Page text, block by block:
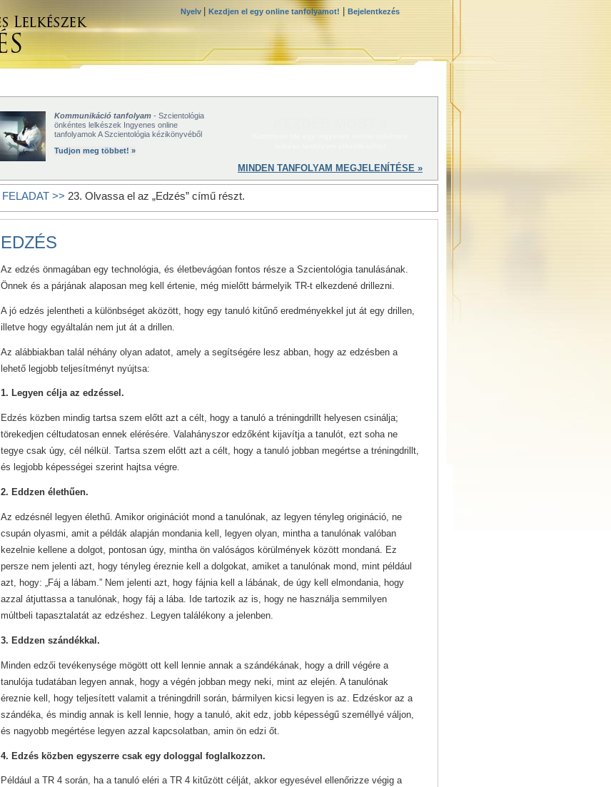
Nyelv Kezdjen el egy online tanfolyamot! Bejelentkezés
Kommunikáció tanfolyam - Szcientológia
önkéntes lelkészek Ingyenes online
tanfolyamok A Szcientológia kézikönyvéből
Tudjon meg többet! »
MINDEN TANFOLYAM MEGJELENÍTÉSE »
FELADAT >> 23. Olvassa el az „Edzés” című részt.
EDZÉS
Az edzés önmagában egy technológia, és életbevágóan fontos része a Szcientológia tanulásának.
Önnek és a párjának alaposan meg kell értenie, még mielőtt bármelyik TR-t elkezdené drillezni.
A jó edzés jelentheti a különbséget aközött, hogy egy tanuló kitűnő eredményekkel jut át egy drillen,
illetve hogy egyáltalán nem jut át a drillen.
Az alábbiakban talál néhány olyan adatot, amely a segítségére lesz abban, hogy az edzésben a
lehető legjobb teljesítményt nyújtsa:
1. Legyen célja az edzéssel.
Edzés közben mindig tartsa szem előtt azt a célt, hogy a tanuló a tréningdrillt helyesen csinálja;
törekedjen céltudatosan ennek elérésére. Valahányszor edzőként kijavítja a tanulót, ezt soha ne
tegye csak úgy, cél nélkül. Tartsa szem előtt azt a célt, hogy a tanuló jobban megértse a tréningdrillt,
és legjobb képességei szerint hajtsa végre.
2. Eddzen élethűen.
Az edzésnél legyen élethű. Amikor originációt mond a tanulónak, az legyen tényleg origináció, ne
csupán olyasmi, amit a példák alapján mondania kell, legyen olyan, mintha a tanulónak valóban
kezelnie kellene a dolgot, pontosan úgy, mintha ön valóságos körülmények között mondaná. Ez
persze nem jelenti azt, hogy tényleg éreznie kell a dolgokat, amiket a tanulónak mond, mint például
azt, hogy: „Fáj a lábam.” Nem jelenti azt, hogy fájnia kell a lábának, de úgy kell elmondania, hogy
azzal átjuttassa a tanulónak, hogy fáj a lába. Ide tartozik az is, hogy ne használja semmilyen
múltbeli tapasztalatát az edzéshez. Legyen találékony a jelenben.
3. Eddzen szándékkal.
Minden edzői tevékenysége mögött ott kell lennie annak a szándékának, hogy a drill végére a
tanulója tudatában legyen annak, hogy a végén jobban megy neki, mint az elején. A tanulónak
éreznie kell, hogy teljesített valamit a tréningdrill során, bármilyen kicsi legyen is az. Edzéskor az a
szándéka, és mindig annak is kell lennie, hogy a tanuló, akit edz, jobb képességű személlyé váljon,
és nagyobb megértése legyen azzal kapcsolatban, amin ön edzi őt.
4. Edzés közben egyszerre csak egy dologgal foglalkozzon.
Például a TR 4 során, ha a tanuló eléri a TR 4 kitűzött célját, akkor egyesével ellenőrizze végig a